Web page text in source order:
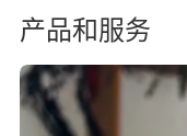
产品和服务